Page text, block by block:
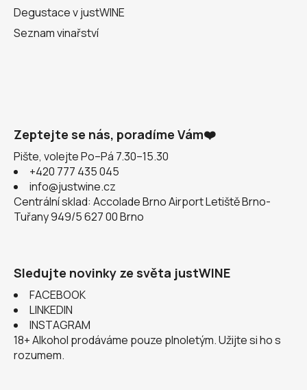
Degustace v justWINE
Seznam vinařství
Zeptejte se nás, poradíme Vám❤️
Pište, volejte Po–Pá 7.30–15.30
+420 777 435 045
info@justwine.cz
Centrální sklad: Accolade Brno Airport Letiště Brno-
Tuřany 949/5 627 00 Brno
Sledujte novinky ze světa justWINE
FACEBOOK
LINKEDIN
INSTAGRAM
18+ Alkohol prodáváme pouze plnoletým. Užijte si ho s
rozumem.